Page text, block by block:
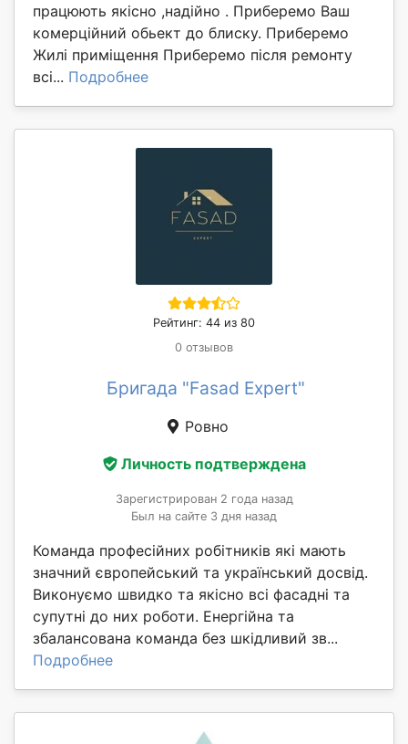
працюють якісно ,надійно . Приберемо Ваш
комерційний обьект до блиску. Приберемо
Жилі приміщення Приберемо після ремонту
всі... Подробнее
Рейтинг: 44 из 80
0 отзывов
Бригада "Fasad Expert"
Ровно
Личность подтверждена
Зарегистрирован 2 года назад
Был на сайте 3 дня назад
Команда професійних робітників які мають
значний європейський та український досвід.
Виконуємо швидко та якісно всі фасадні та
супутні до них роботи. Енергійна та
збалансована команда без шкідливий зв...
Подробнее